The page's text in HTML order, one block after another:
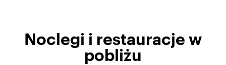
Noclegi i restauracje w
pobliżu